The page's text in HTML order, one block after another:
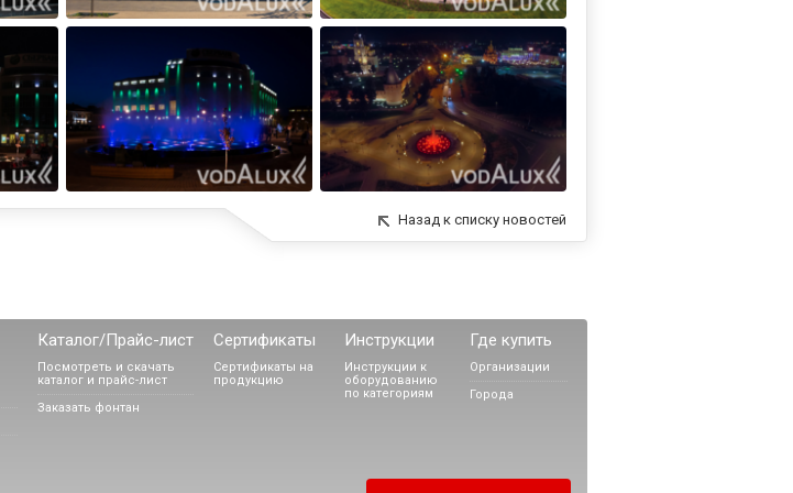
Назад к списку новостей
Каталог/Прайс-лист
Посмотреть и скачать
каталог и прайс-лист
Заказать фонтан
Сертификаты
Сертификаты на
продукцию
Инструкции
Инструкции к
оборудованию
по категориям
Где купить
Организации
Города